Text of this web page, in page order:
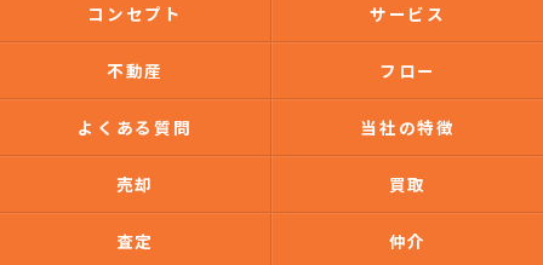
コンセプト サービス
不動産 フロー
よくある質問 当社の特徴
売却 買取
査定 仲介